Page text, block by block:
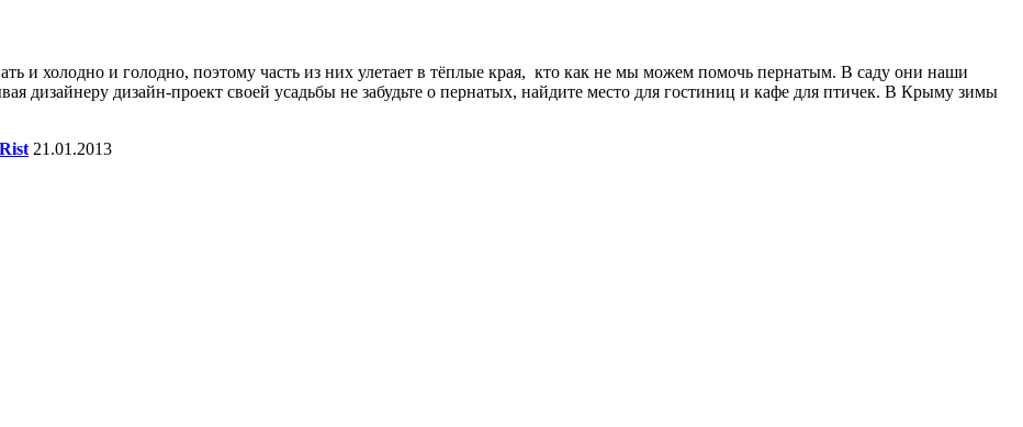
и голодно, поэтому часть из них улетает в тёплые края, кто как не мы можем помочь пернатым. В саду они наши
дизайнеру дизайн-проект своей усадьбы не забудьте о пернатых, найдите место для гостиниц и кафе для птичек. В Крыму зимы
21.01.2013